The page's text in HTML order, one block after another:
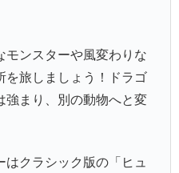
モンスターや風変わりな
を旅しましょう！ドラゴ
強まり、別の動物へと変
クラシック版の「ヒュ